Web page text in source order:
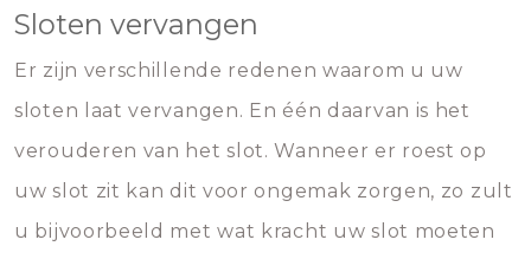
Sloten vervangen
Er zijn verschillende redenen waarom u uw
sloten laat vervangen. En één daarvan is het
verouderen van het slot. Wanneer er roest op
uw slot zit kan dit voor ongemak zorgen, zo zult
u bijvoorbeeld met wat kracht uw slot moeten